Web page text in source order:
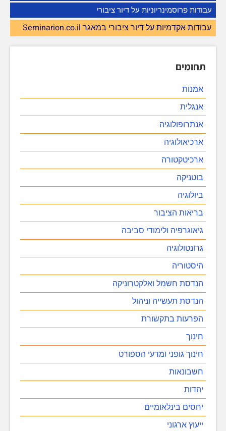
עבודות פרוסמינריוניות על דיור ציבורי
עבודות אקדמיות על דיור ציבורי במאגר Seminarion.co.il
תחומים
אמנות
אנגלית
אנתרופולוגיה
ארכיאולוגיה
ארכיטקטורה
בוטניקה
ביולוגיה
בריאות הציבור
גיאוגרפיה ולימודי סביבה
גרונטולוגיה
היסטוריה
הנדסת חשמל ואלקטרוניקה
הנדסת תעשייה וניהול
הפרעות בתקשורת
חינוך
חינוך גופני ומדעי הספורט
חשבונאות
יהדות
יחסים בינלאומיים
ייעוץ ארגוני